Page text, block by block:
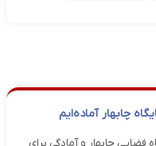
چابهار آماده‌ایم
فضایی چابهار و آمادگی برای